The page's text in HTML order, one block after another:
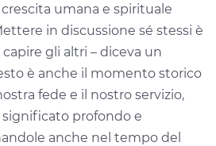
umana e spirituale
in discussione sé stessi è
gli altri – diceva un
è anche il momento storico
fede e il nostro servizio,
profondo e
anche nel tempo del